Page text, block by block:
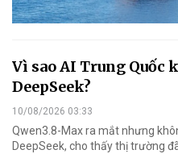
Vì sao AI Trung Quốc
DeepSeek?
10/08/2026 03:33
Qwen3.8-Max ra mắt nhưng
DeepSeek, cho thấy thị trường